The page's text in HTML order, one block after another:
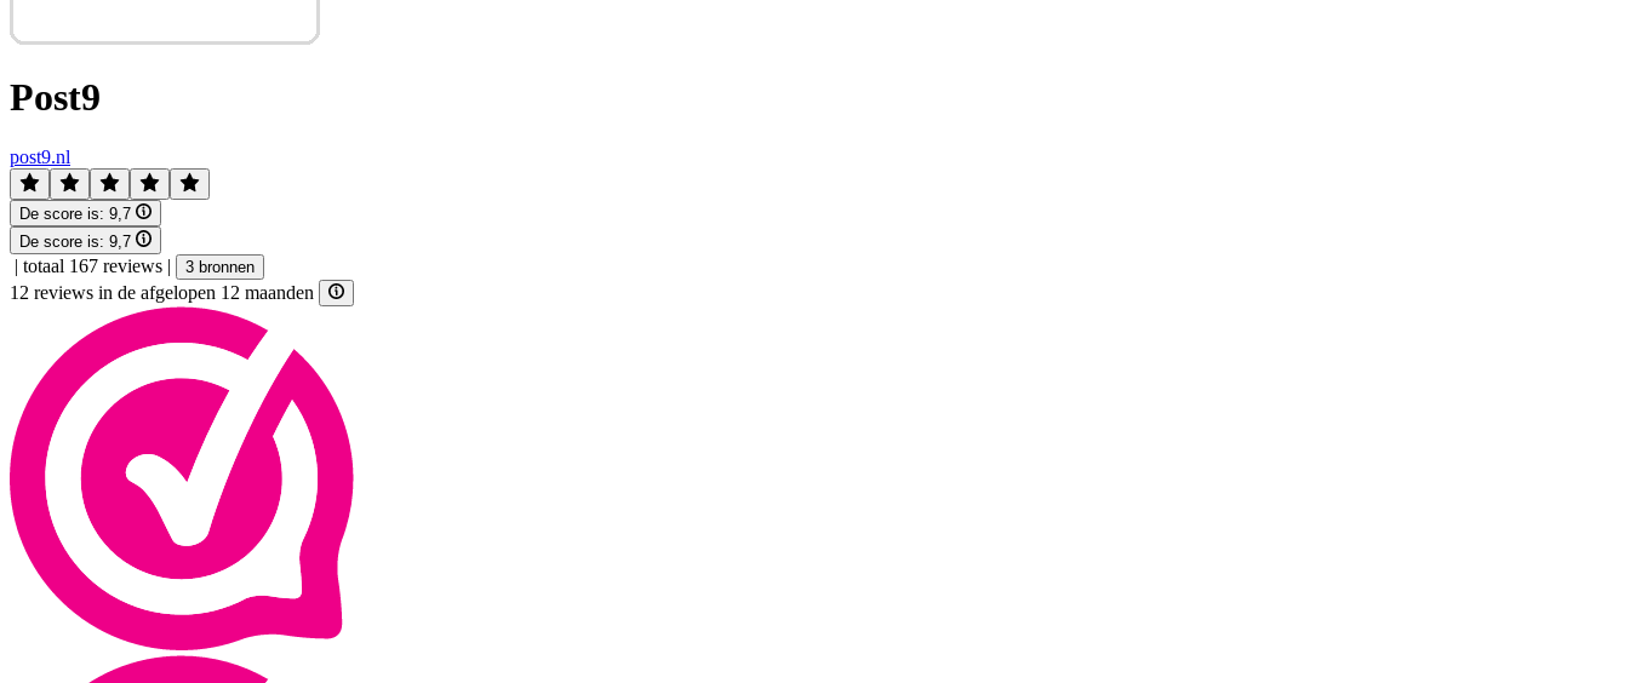
Post9
post9.nl
De score is: 9,7
De score is: 9,7
| totaal 167 reviews | 3 bronnen
12 reviews in de afgelopen 12 maanden